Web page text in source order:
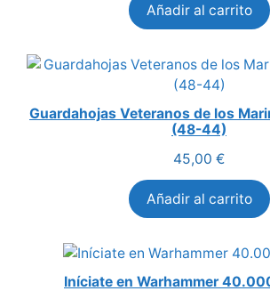
Añadir al carrito
Guardahojas Veteranos de los
(48-44)
45,00 €
Añadir al carrito
Iníciate en Warhammer